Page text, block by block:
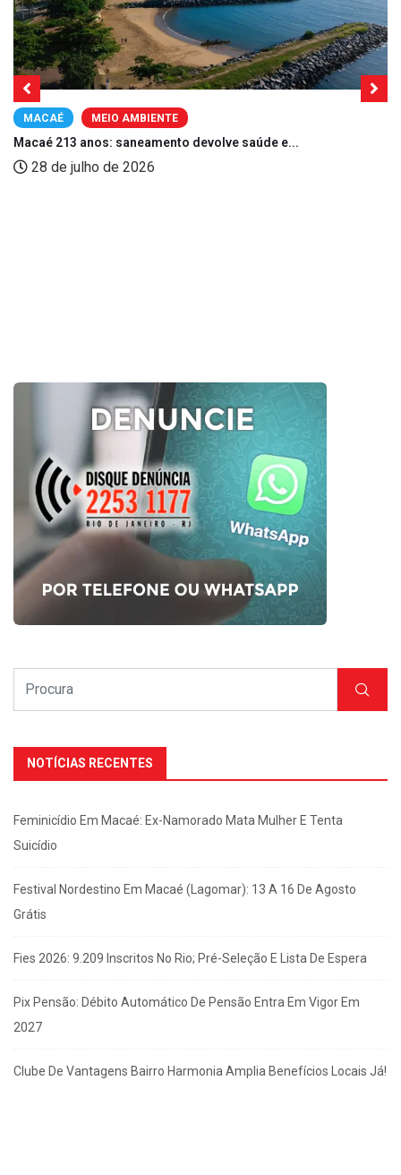
MACAÉ MEIO AMBIENTE
Macaé 213 anos: saneamento devolve saúde e...
28 de julho de 2026
NOTÍCIAS RECENTES
Feminicídio Em Macaé: Ex-Namorado Mata Mulher E Tenta
Suicídio
Festival Nordestino Em Macaé (Lagomar): 13 A 16 De Agosto
Grátis
Fies 2026: 9.209 Inscritos No Rio; Pré-Seleção E Lista De Espera
Pix Pensão: Débito Automático De Pensão Entra Em Vigor Em
2027
Clube De Vantagens Bairro Harmonia Amplia Benefícios Locais Já!